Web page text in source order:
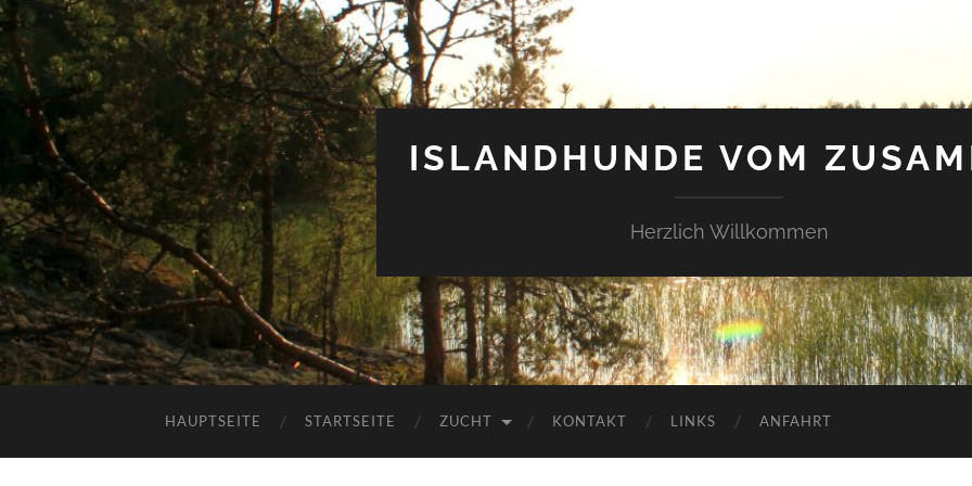
ISLANDHUNDE VOM
Herzlich Willkommen
HAUPTSEITE STARTSEITE ZUCHT KONTAKT LINKS ANFAHRT